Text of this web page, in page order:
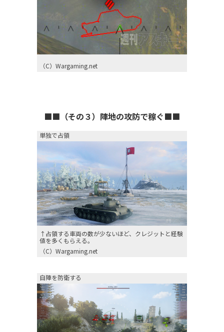
（C）Wargaming.net
■■（その３）陣地の攻防で稼ぐ■■
単独で占領
↑占領する車両の数が少ないほど、クレジットと経験
値を多くもらえる。
（C）Wargaming.net
自陣を防衛する